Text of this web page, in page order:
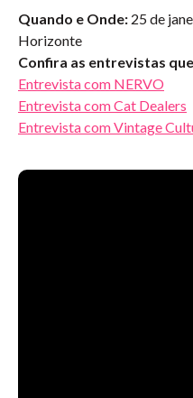
Quando e Onde: 25 de
Horizonte
Confira as entrevistas
Entrevista com NERVO
Entrevista com Cat Dealers
Entrevista com Vintage